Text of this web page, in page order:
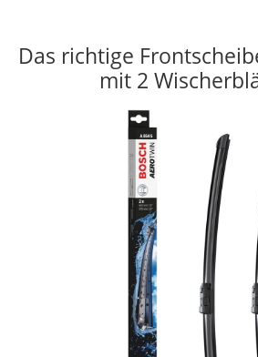
Das richtige
mit 2